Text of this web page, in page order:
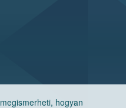
megismerheti, hogyan